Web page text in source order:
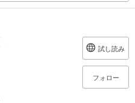
試し読み
フォロー